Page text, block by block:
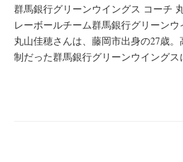
群馬銀行グリーンウイングス コーチ
レーボールチーム群馬銀行グリーン
丸山佳穂さんは、藤岡市出身の27歳
制だった群馬銀行グリーンウイングス